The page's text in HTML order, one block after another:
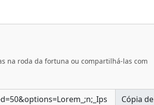
na roda da fortuna ou compartilhá-las com
Cópia de